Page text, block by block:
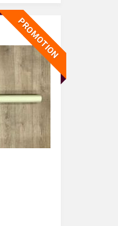
PROMOTION